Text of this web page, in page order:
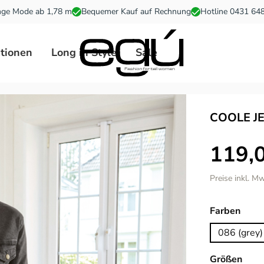
Mode ab 1,78 m Bequemer Kauf auf Rechnung Hotline 0431
Long in Style Sale
COOLE
Preise inkl.
Farben
086 (grey)
Größen